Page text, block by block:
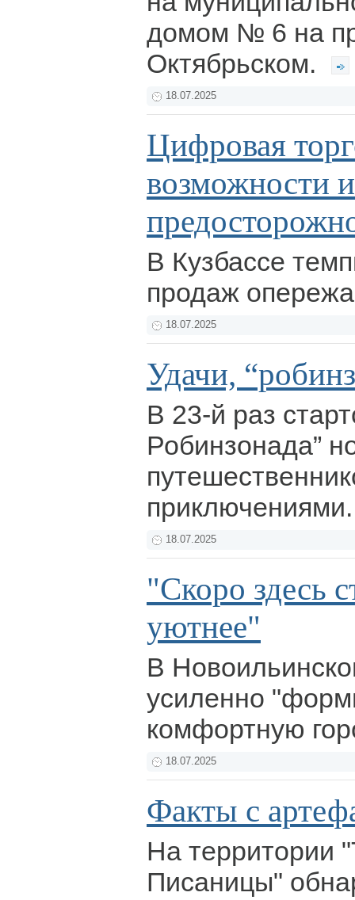
домом № 6 на
Октябрьском.
18.07.2025
Цифровая
возможности и
В Кузбассе
продаж
18.07.2025
Удачи,
В 23-й раз
Робинзонада”
18.07.2025
"Скоро здесь
уютнее"
В
усиленно
комфортную
18.07.2025
Факты с
На территории
Писаницы"